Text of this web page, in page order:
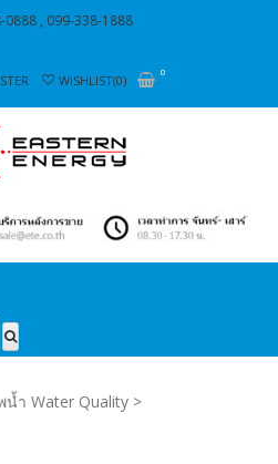
0888 , 099-338-1888
WISHLIST(0)
0
ำ Water Quality >